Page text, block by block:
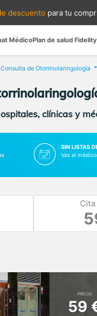
descuento para tu
MédicoPlan de salud Fidelity
Consulta de Otorrinolaringología
clínicas y
SIN LISTAS
Vas al
PRECIO
59